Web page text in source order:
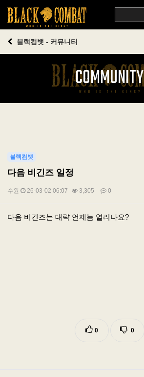
블랙컴뱃 - 커뮤니티
COMMUNITY
블랙컴뱃
다음 비긴즈 일정
수원 26-03-02 06:07 3,305 0
본문
다음 비긴즈는 대략 언제늠 열리나요?
0 0